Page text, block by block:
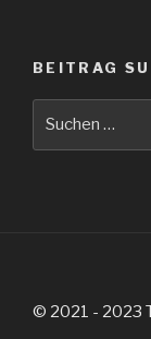
BEITRAG
© 2021 - 2023